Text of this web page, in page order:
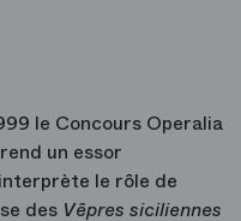
le Concours Operalia
un essor
le rôle de
des Vêpres siciliennes